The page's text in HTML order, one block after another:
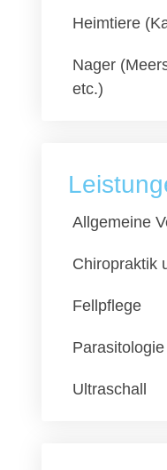
Heimtiere
Nager
etc.)
Allgemeine
Chiropraktik
Fellpflege
Parasitologie
Ultraschall